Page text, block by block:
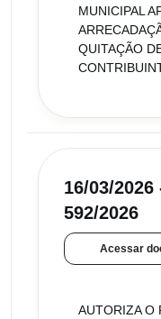
MUNICIPAL
QUITAÇÃO
16/03/2026
592/2026
Acessar
AUTORIZA O